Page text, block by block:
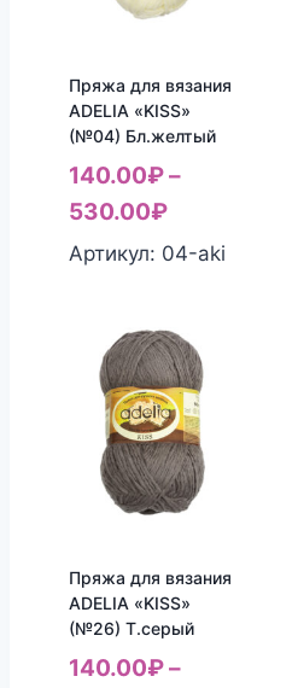
Пряжа для вязания
ADELIA «KISS»
(№04) Бл.желтый
140.00₽–
530.00₽
Артикул: 04-aki
Пряжа для вязания
ADELIA «KISS»
(№26) Т.серый
140.00₽–